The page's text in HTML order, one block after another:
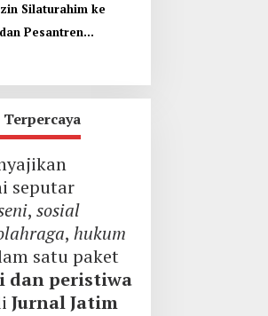
Silaturahim ke
Pesantren
seputar
, sosial
, hukum
satu paket
dan peristiwa
Jurnal Jatim